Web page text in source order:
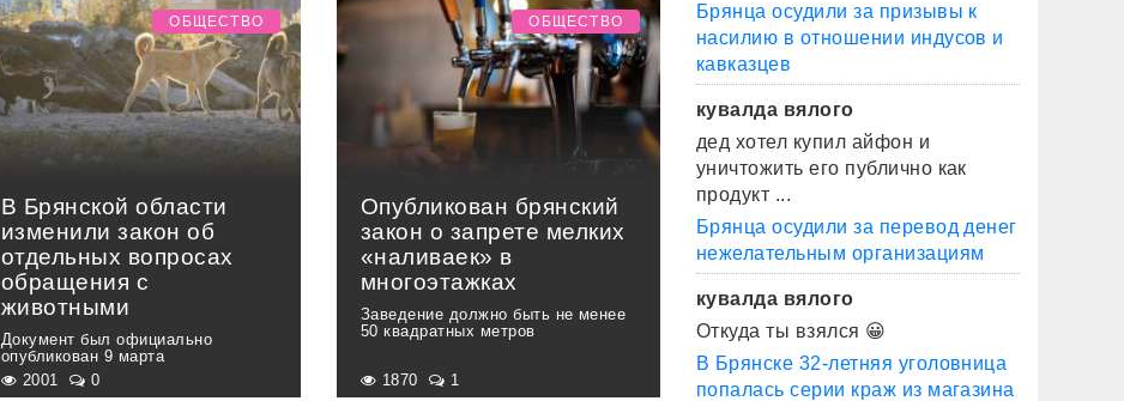
В Брянской области
изменили закон об
отдельных вопросах
обращения с
животными
Документ был официально
опубликован 9 марта
ОБЩЕСТВО
2001 0
Опубликован брянский
закон о запрете мелких
«наливаек» в
многоэтажках
Заведение должно быть не менее
50 квадратных метров
ОБЩЕСТВО
1870 1
Брянца осудили за призывы к
насилию в отношении индусов и
кавказцев
кувалда вялого
дед хотел купил айфон и
уничтожить его публично как
продукт ...
Брянца осудили за перевод денег
нежелательным организациям
кувалда вялого
Откуда ты взялся 😀
В Брянске 32-летняя уголовница
попалась серии краж из магазина